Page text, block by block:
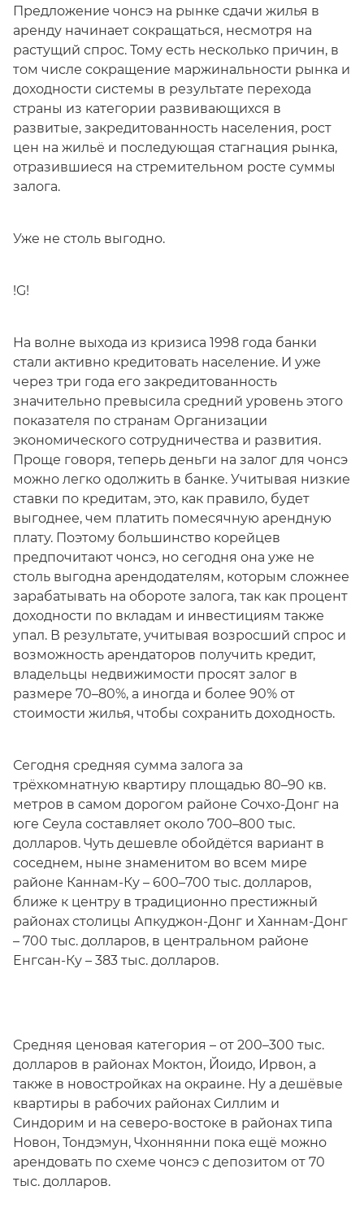
Предложение чонсэ на рынке сдачи жилья в
аренду начинает сокращаться, несмотря на
растущий спрос. Тому есть несколько причин, в
том числе сокращение маржинальности рынка и
доходности системы в результате перехода
страны из категории развивающихся в
развитые, закредитованность населения, рост
цен на жильё и последующая стагнация рынка,
отразившиеся на стремительном росте суммы
залога.
Уже не столь выгодно.
!G!
На волне выхода из кризиса 1998 года банки
стали активно кредитовать население. И уже
через три года его закредитованность
значительно превысила средний уровень этого
показателя по странам Организации
экономического сотрудничества и развития.
Проще говоря, теперь деньги на залог для чонсэ
можно легко одолжить в банке. Учитывая низкие
ставки по кредитам, это, как правило, будет
выгоднее, чем платить помесячную арендную
плату. Поэтому большинство корейцев
предпочитают чонсэ, но сегодня она уже не
столь выгодна арендодателям, которым сложнее
зарабатывать на обороте залога, так как процент
доходности по вкладам и инвестициям также
упал. В результате, учитывая возросший спрос и
возможность арендаторов получить кредит,
владельцы недвижимости просят залог в
размере 70–80%, а иногда и более 90% от
стоимости жилья, чтобы сохранить доходность.
Сегодня средняя сумма залога за
трёхкомнатную квартиру площадью 80–90 кв.
метров в самом дорогом районе Сочхо-Донг на
юге Сеула составляет около 700–800 тыс.
долларов. Чуть дешевле обойдётся вариант в
соседнем, ныне знаменитом во всем мире
районе Каннам-Ку – 600–700 тыс. долларов,
ближе к центру в традиционно престижный
районах столицы Апкуджон-Донг и Ханнам-Донг
– 700 тыс. долларов, в центральном районе
Eнгсан-Ку – 383 тыс. долларов.
Средняя ценовая категория – от 200–300 тыс.
долларов в районах Моктон, Йоидо, Ирвон, а
также в новостройках на окраине. Ну а дешёвые
квартиры в рабочих районах Силлим и
Синдорим и на северо-востоке в районах типа
Новон, Тондэмун, Чхоннянни пока ещё можно
арендовать по схеме чонсэ с депозитом от 70
тыс. долларов.